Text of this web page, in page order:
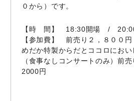
０から）です。
【時 間】 18:30開場 /
【参加費】 前売り２，８００
めだか特製からだとココロにおい
（食事なしコンサートのみ）
2000円